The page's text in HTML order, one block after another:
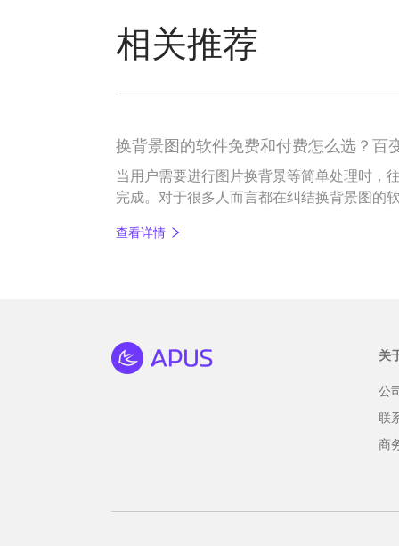
相关推荐
换背景图的软件免费和付费怎么选？百
当用户需要进行图片换背景等简单处理时，
完成。对于很多人而言都在纠结换背景图的
技巧。
查看详情
关
公
联
商